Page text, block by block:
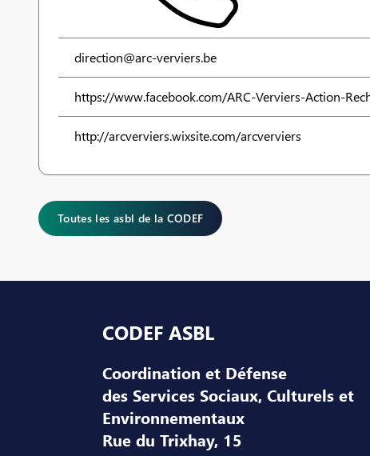
direction@arc-verviers.be
https://www.facebook.com/ARC-Verviers-Action-
http://arcverviers.wixsite.com/arcverviers
Toutes les asbl de la CODEF
Pied de page
CODEF ASBL
Coordination et Défense
des Services Sociaux, Culturels et
Environnementaux
Rue du Trixhay, 15